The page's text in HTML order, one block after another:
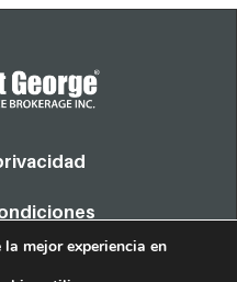
RESERVADOS
mejor experiencia en